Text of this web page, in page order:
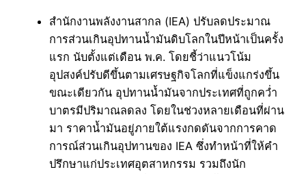
สำนักงานพลังงานสากล (IEA) ปรับลดประมาณ
การส่วนเกินอุปทานน้ำมันดิบโลกในปีหน้าเป็นครั้ง
แรก นับตั้งแต่เดือน พ.ค. โดยชี้ว่าแนวโน้ม
อุปสงค์ปรับดีขึ้นตามเศรษฐกิจโลกที่แข็งแกร่งขึ้น
ขณะเดียวกัน อุปทานน้ำมันจากประเทศที่ถูกคว่ำ
บาตรมีปริมาณลดลง โดยในช่วงหลายเดือนที่ผ่าน
มา ราคาน้ำมันอยู่ภายใต้แรงกดดันจากการคาด
การณ์ส่วนเกินอุปทานของ IEA ซึ่งทำหน้าที่ให้คำ
ปรึกษาแก่ประเทศอุตสาหกรรม รวมถึงนัก